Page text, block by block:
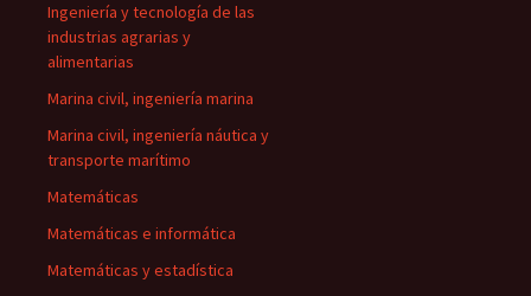
Ingeniería y tecnología de las
industrias agrarias y
alimentarias
Marina civil, ingeniería marina
Marina civil, ingeniería náutica y
transporte marítimo
Matemáticas
Matemáticas e informática
Matemáticas y estadística